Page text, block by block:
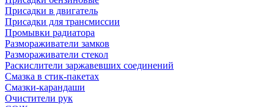
Присадки в двигатель
Присадки для трансмиссии
Промывки радиатора
Размораживатели замков
Размораживатели стекол
Раскислители заржавевших соединений
Смазка в стик-пакетах
Смазки-карандаши
Очистители рук